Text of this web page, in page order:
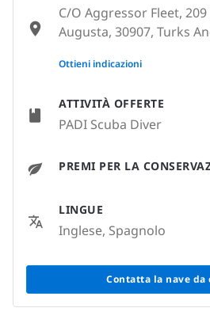
ATTIVITÀ OFFERTE
PADI Scuba Diver
PREMI PER LA
LINGUE
Inglese, Spagnolo
Contatta la nave da
C/O Aggressor Fleet,
Augusta, 30907, Turks
None
Ottieni indicazioni